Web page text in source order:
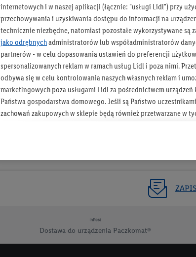
Dostawa do urządzenia Paczkomat®
internetowych i w naszej aplikacji (łącznie: "usługi Lidl") przy
przechowywania i uzyskiwania dostępu do informacji na
technicznie niezbędne, natomiast pozostałe wykorzystywane są
jako odrębnychadministratorów lub współadministratorów
partnerów - w celu dopasowania ustawień do preferencji
spersonalizowanych reklam w ramach usług Lidl i poza nimi.
odbywa się w celu kontrolowania naszych własnych reklam i
marketingowych poza usługami Lidl za pośrednictwem
Państwa gospodarstwa domowego. Jeśli są Państwo
zachowań zakupowych w sklepie będą również przetwarzane w
jako
Tworzenie spersonalizowanych reklam opiera się na
informacji z konta klienta - np. wieku lub płci - a także
urządzenia końcowe i usługi Lidl, w tym przechowywanie lub
przetwarzanie odbywa się również w celu pomiaru wydajności/
opracowywania ofert oraz zapewnienia bezpieczeństwa